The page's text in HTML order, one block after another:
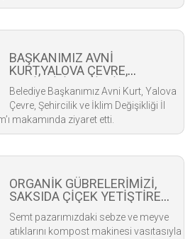
BAŞKANIMIZ AVNİ
KURT,YALOVA ÇEVRE,
DEĞİŞİKLİĞİ İL MÜDÜRÜNÜ
ZİYARET ETTİ
Belediye Başkanımız Avni Kurt, Yalova
Çevre, Şehircilik ve İklim Değişikliği İl
makamında ziyaret etti.
ORGANİK GÜBRELERİMİZİ,
SAKSIDA ÇİÇEK YETİŞTİREN
DAĞITTIK
Semt pazarımızdaki sebze ve meyve
atıklarını kompost makinesi vasıtasıyla